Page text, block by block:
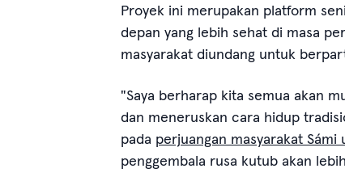
Proyek ini merupakan platform
depan yang lebih sehat di masa
masyarakat diundang untuk
"Saya berharap kita semua akan
dan meneruskan cara hidup
pada perjuangan masyarakat
penggembala rusa kutub akan